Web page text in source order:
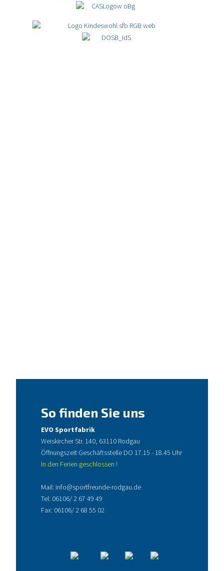
So finden Sie uns
EVO Sportfabrik
Weiskircher Str. 140, 63110 Rodgau
Öffnungszeit Geschäftsstelle DO 17.15 - 18.45 Uhr
In den Ferien geschlossen !
Mail: info@sportfreunde-rodgau.de
Tel: 06106/ 2 67 49 49
Fax: 06106/ 2 68 55 02